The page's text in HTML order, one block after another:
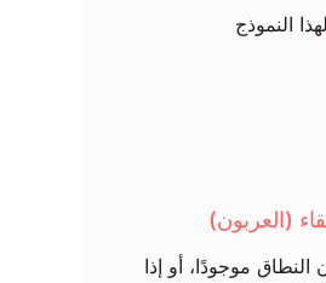
النموذج
(العربون)
النطاق موجودًا، أو إذا